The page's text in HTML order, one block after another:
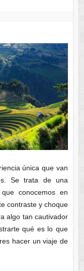
única que van
Se trata de una
conocemos en
contraste y choque
algo tan cautivador
qué es lo que
hacer un viaje de